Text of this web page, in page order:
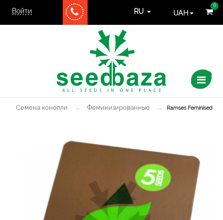
Войти
0
RU UAH
Семена конопли → Феминизированные → Ramses Feminised